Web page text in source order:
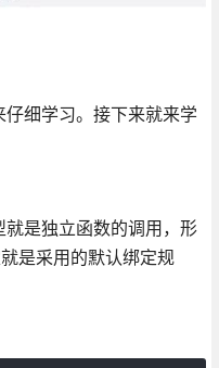
细学习。接下来就来学
是独立函数的调用，形
是采用的默认绑定规